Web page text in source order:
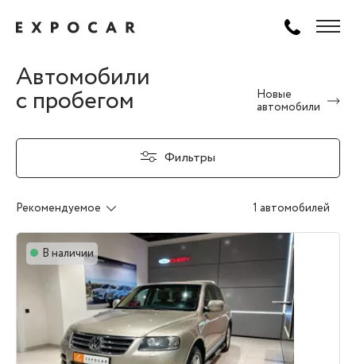
Автомобили
с пробегом
Новые
автомобили
Фильтры
Рекомендуемое 1 автомобилей
В наличии